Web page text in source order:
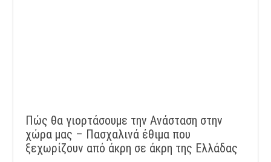
Πώς θα γιορτάσουμε την Ανάσταση στην
χώρα μας – Πασχαλινά έθιμα που
ξεχωρίζουν από άκρη σε άκρη της Ελλάδας